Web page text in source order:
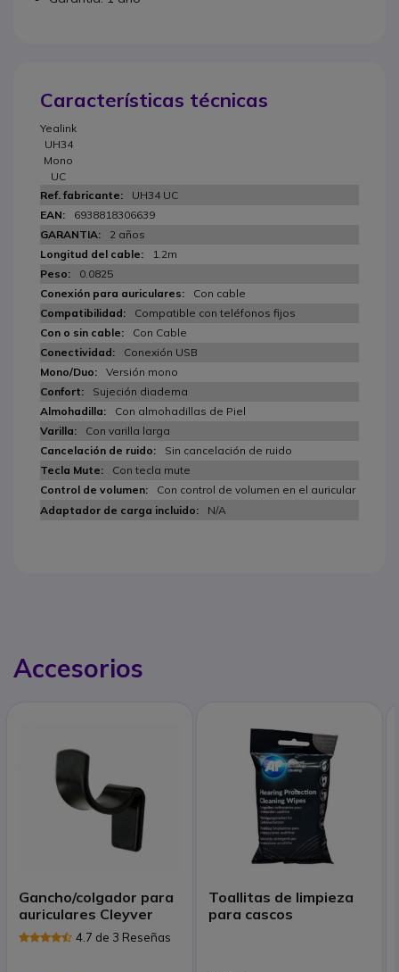
Características técnicas
Yealink
UH34
Mono
UC
UH34 UC
6938818306639
2 años
1.2m
0.0825
Con cable
Compatible con teléfonos fijos
Con Cable
Conexión USB
Versión mono
Sujeción diadema
Con almohadillas de Piel
Con varilla larga
Sin cancelación de ruido
Con tecla mute
Con control de volumen en el auricular
N/A
Accesorios
Gancho/colgador para
auriculares Cleyver
4.7 de 3 Reseñas
Toallitas de limpieza
para cascos